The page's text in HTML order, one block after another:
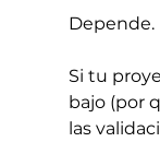
Depende.
Si tu
bajo (por
las